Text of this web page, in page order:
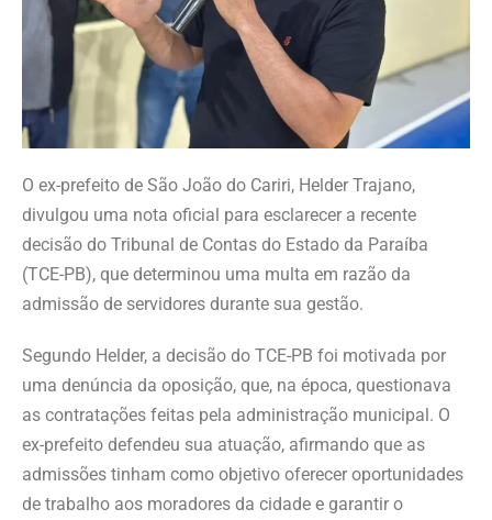
O ex-prefeito de São João do Cariri, Helder Trajano,
divulgou uma nota oficial para esclarecer a recente
decisão do Tribunal de Contas do Estado da Paraíba
(TCE-PB), que determinou uma multa em razão da
admissão de servidores durante sua gestão.
Segundo Helder, a decisão do TCE-PB foi motivada por
uma denúncia da oposição, que, na época, questionava
as contratações feitas pela administração municipal. O
ex-prefeito defendeu sua atuação, afirmando que as
admissões tinham como objetivo oferecer oportunidades
de trabalho aos moradores da cidade e garantir o